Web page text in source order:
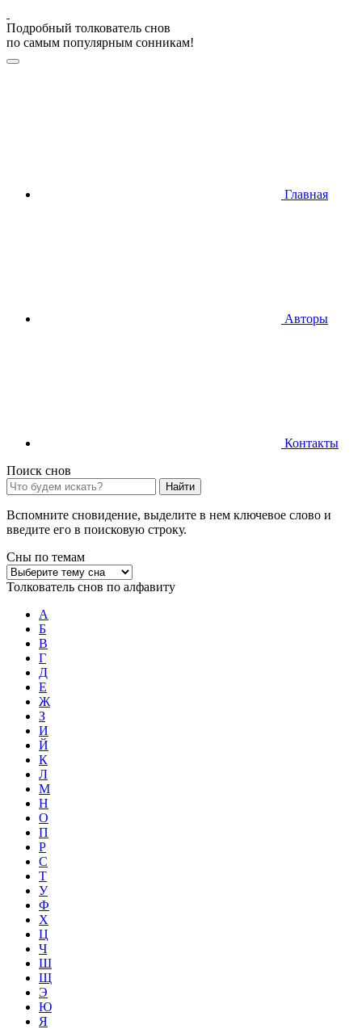
Подробный толкователь снов
по самым популярным сонникам!
Главная
Авторы
Контакты
Поиск снов
Найти
Вспомните сновидение, выделите в нем ключевое слово и
введите его в поисковую строку.
Сны по темам
Толкователь снов по алфавиту
А
Б
В
Г
Д
Е
Ж
З
И
Й
К
Л
М
Н
О
П
Р
С
Т
У
Ф
Х
Ц
Ч
Ш
Щ
Э
Ю
Я